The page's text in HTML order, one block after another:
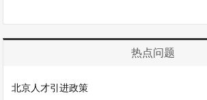
热点问题
北京人才引进政策